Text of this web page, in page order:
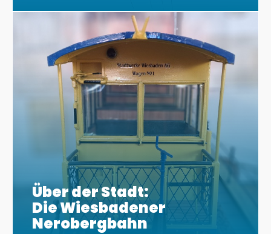
Über der Stadt:
Die Wiesbadener
Nerobergbahn